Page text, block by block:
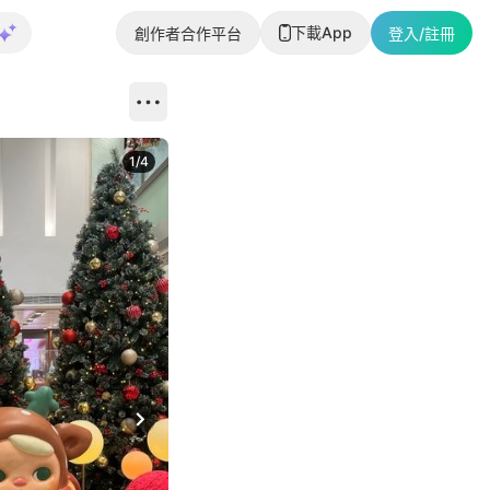
創作者合作平台 下載App 登入/註冊
Next slide
1/4